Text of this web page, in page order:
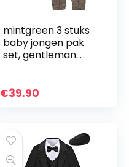
mintgreen 3 stuks
baby jongen pak
set, gentleman
strik en bretels, 3-
€39.90